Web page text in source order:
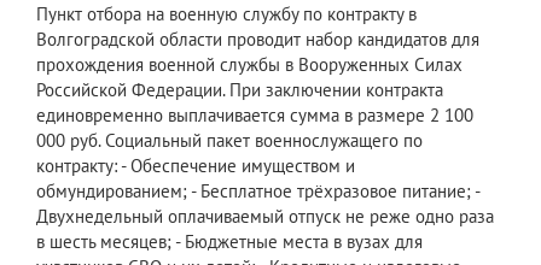
Пункт отбора на военную службу по контракту в
Волгоградской области проводит набор кандидатов для
прохождения военной службы в Вооруженных Силах
Российской Федерации. При заключении контракта
единовременно выплачивается сумма в размере 2 100
000 руб. Социальный пакет военнослужащего по
контракту: - Обеспечение имуществом и
обмундированием; - Бесплатное трёхразовое питание; -
Двухнедельный оплачиваемый отпуск не реже одно раза
в шесть месяцев; - Бюджетные места в вузах для